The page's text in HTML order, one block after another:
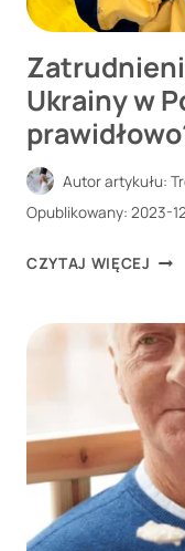
Ukrainy w
Autor artykułu:
Opublikowany: 2023-
CZYTAJ WIĘCEJ
Z
–
JAK
TO